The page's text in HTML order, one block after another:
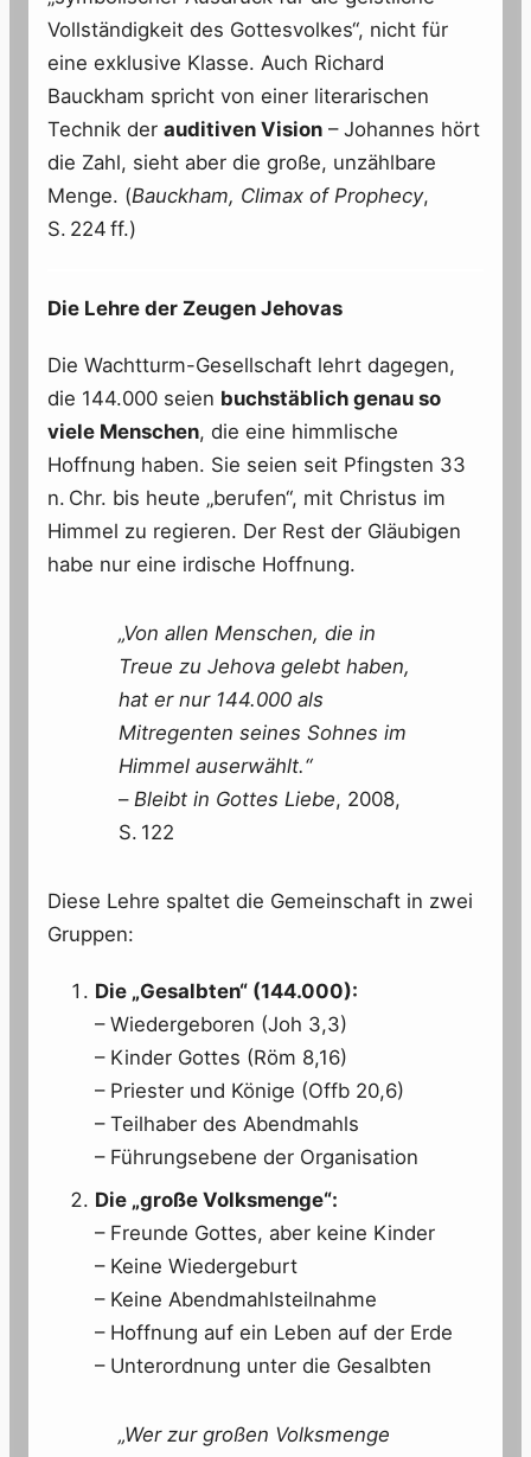
Vollständigkeit des Gottesvolkes“, nicht für
eine exklusive Klasse. Auch Richard
Bauckham spricht von einer literarischen
Technik der auditiven Vision – Johannes hört
die Zahl, sieht aber die große, unzählbare
Menge. (Bauckham, Climax of Prophecy,
S. 224 ff.)
Die Lehre der Zeugen Jehovas
Die Wachtturm-Gesellschaft lehrt dagegen,
die 144.000 seien buchstäblich genau so
viele Menschen, die eine himmlische
Hoffnung haben. Sie seien seit Pfingsten 33
n. Chr. bis heute „berufen“, mit Christus im
Himmel zu regieren. Der Rest der Gläubigen
habe nur eine irdische Hoffnung.
„Von allen Menschen, die in
Treue zu Jehova gelebt haben,
hat er nur 144.000 als
Mitregenten seines Sohnes im
Himmel auserwählt.“
–Bleibt in Gottes Liebe, 2008,
S. 122
Diese Lehre spaltet die Gemeinschaft in zwei
Gruppen:
Die „Gesalbten“ (144.000):
– Wiedergeboren (Joh 3,3)
– Kinder Gottes (Röm 8,16)
– Priester und Könige (Offb 20,6)
– Teilhaber des Abendmahls
– Führungsebene der Organisation
Die „große Volksmenge“:
– Freunde Gottes, aber keine Kinder
– Keine Wiedergeburt
– Keine Abendmahlsteilnahme
– Hoffnung auf ein Leben auf der Erde
– Unterordnung unter die Gesalbten
„Wer zur großen Volksmenge